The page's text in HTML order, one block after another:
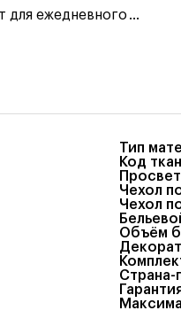
для ежедневного ...
Тип
Код
Чехол
Чехол
Объём
Страна-